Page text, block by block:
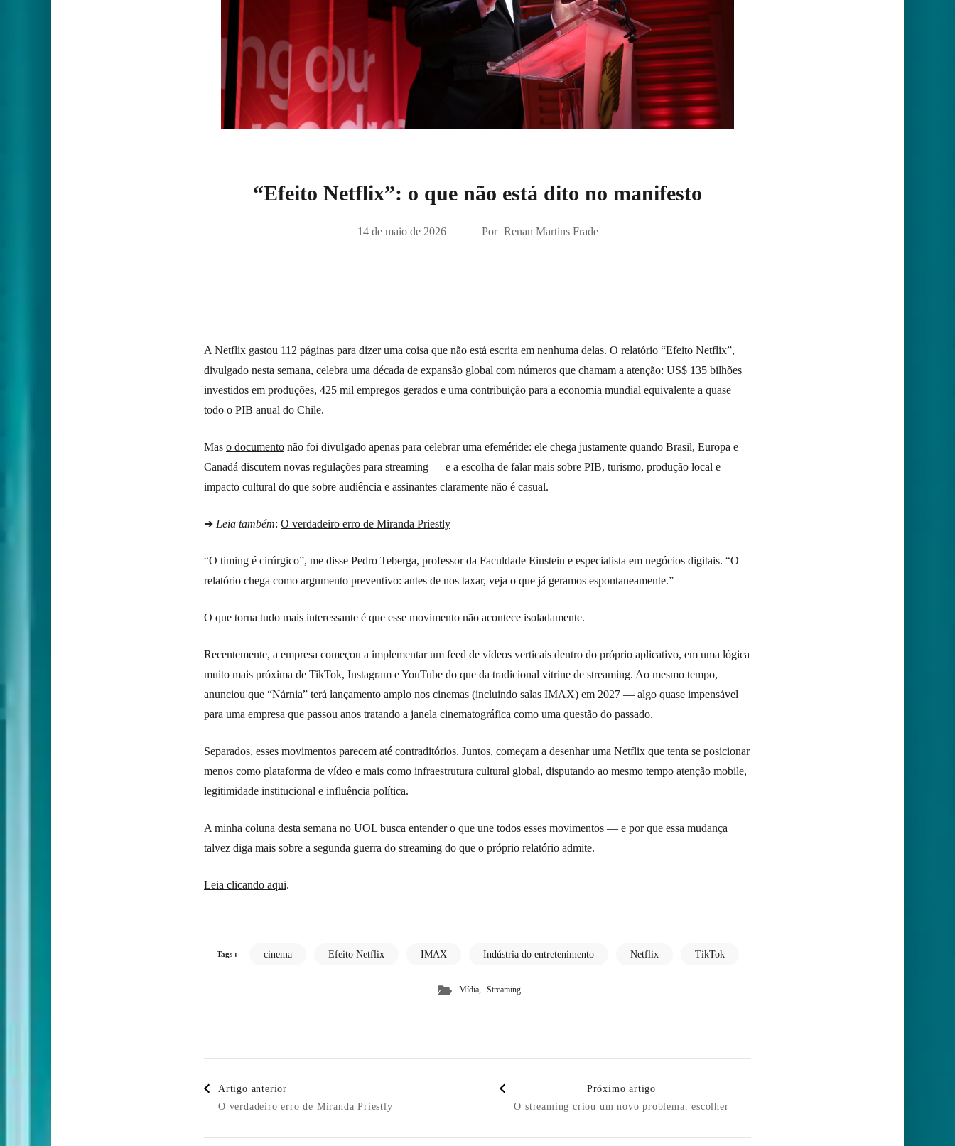
“Efeito Netflix”: o que não está dito no manifesto
14 de maio de 2026 Por Renan Martins Frade
A Netflix gastou 112 páginas para dizer uma coisa que não está escrita em nenhuma delas. O relatório “Efeito Netflix”,
divulgado nesta semana, celebra uma década de expansão global com números que chamam a atenção: US$ 135 bilhões
investidos em produções, 425 mil empregos gerados e uma contribuição para a economia mundial equivalente a quase
todo o PIB anual do Chile.
Mas o documento não foi divulgado apenas para celebrar uma efeméride: ele chega justamente quando Brasil, Europa e
Canadá discutem novas regulações para streaming — e a escolha de falar mais sobre PIB, turismo, produção local e
impacto cultural do que sobre audiência e assinantes claramente não é casual.
➔ Leia também: O verdadeiro erro de Miranda Priestly
“O timing é cirúrgico”, me disse Pedro Teberga, professor da Faculdade Einstein e especialista em negócios digitais. “O
relatório chega como argumento preventivo: antes de nos taxar, veja o que já geramos espontaneamente.”
O que torna tudo mais interessante é que esse movimento não acontece isoladamente.
Recentemente, a empresa começou a implementar um feed de vídeos verticais dentro do próprio aplicativo, em uma lógica
muito mais próxima de TikTok, Instagram e YouTube do que da tradicional vitrine de streaming. Ao mesmo tempo,
anunciou que “Nárnia” terá lançamento amplo nos cinemas (incluindo salas IMAX) em 2027 — algo quase impensável
para uma empresa que passou anos tratando a janela cinematográfica como uma questão do passado.
Separados, esses movimentos parecem até contraditórios. Juntos, começam a desenhar uma Netflix que tenta se posicionar
menos como plataforma de vídeo e mais como infraestrutura cultural global, disputando ao mesmo tempo atenção mobile,
legitimidade institucional e influência política.
A minha coluna desta semana no UOL busca entender o que une todos esses movimentos — e por que essa mudança
talvez diga mais sobre a segunda guerra do streaming do que o próprio relatório admite.
Leia clicando aqui.
Tags : cinema Efeito Netflix IMAX Indústria do entretenimento Netflix TikTok
Mídia Streaming
Navigation
Artigo anterior
O verdadeiro erro de Miranda Priestly
Próximo artigo
O streaming criou um novo problema: escolher